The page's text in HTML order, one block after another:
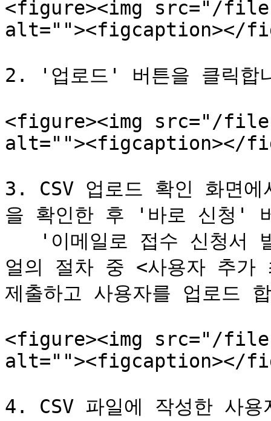
<figure><img src="/files/
alt=""><figcaption></
2. '업로드' 버튼을 클릭합
<figure><img src="/
alt=""><figcaption></
3. CSV 업로드 확인 화면
을 확인한 후 '바로 신청'
얼의 절차 중 <사용자 추가
제출하고 사용자를 업로드
<figure><img src="/files/
alt=""><figcaption></
4. CSV 파일에 작성한 사용